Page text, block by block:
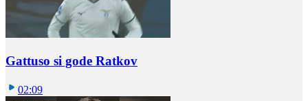
Gattuso si gode Ratkov
02:09